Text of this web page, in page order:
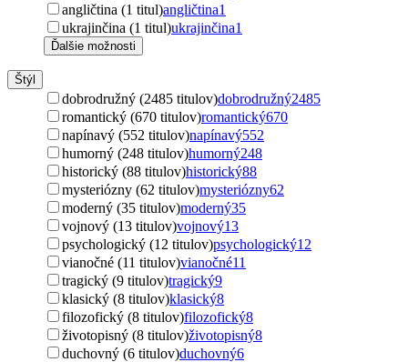
angličtina (1 titul)angličtina1
ukrajinčina (1 titul)ukrajinčina1
Ďalšie možnosti
Štýl
dobrodružný (2485 titulov)dobrodružný2485
romantický (670 titulov)romantický670
napínavý (552 titulov)napínavý552
humorný (248 titulov)humorný248
historický (88 titulov)historický88
mysteriózny (62 titulov)mysteriózny62
moderný (35 titulov)moderný35
vojnový (13 titulov)vojnový13
psychologický (12 titulov)psychologický12
vianočné (11 titulov)vianočné11
tragický (9 titulov)tragický9
klasický (8 titulov)klasický8
filozofický (8 titulov)filozofický8
životopisný (8 titulov)životopisný8
duchovný (6 titulov)duchovný6